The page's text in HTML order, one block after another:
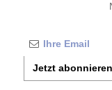
Jetzt